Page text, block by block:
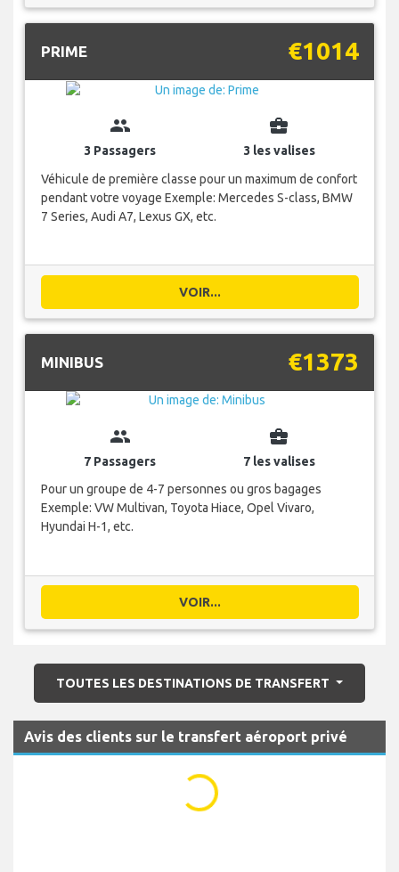
PRIME €1014
group
3 Passagers
business_center
3 les valises
Véhicule de première classe pour un maximum de confort
pendant votre voyage Exemple: Mercedes S-class, BMW
7 Series, Audi A7, Lexus GX, etc.
VOIR...
MINIBUS €1373
group
7 Passagers
business_center
7 les valises
Pour un groupe de 4-7 personnes ou gros bagages
Exemple: VW Multivan, Toyota Hiace, Opel Vivaro,
Hyundai H-1, etc.
VOIR...
TOUTES LES DESTINATIONS DE TRANSFERT
Avis des clients sur le transfert aéroport privé
...